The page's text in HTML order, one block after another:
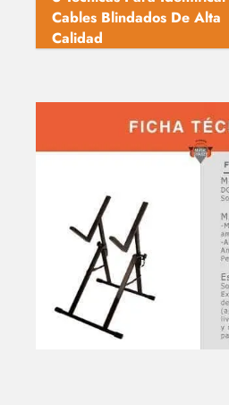
Cables Blindados De Alta
Calidad